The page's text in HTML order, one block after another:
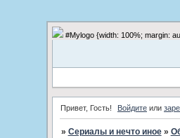
#Mylogo {width: 100%; margin:
Привет, Гость! Войдите или
» Сериалы и нечто иное »